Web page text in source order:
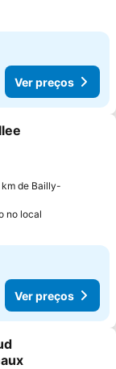
Ver preços
favoritos
km de Bailly-
no local
Ver preços
favoritos